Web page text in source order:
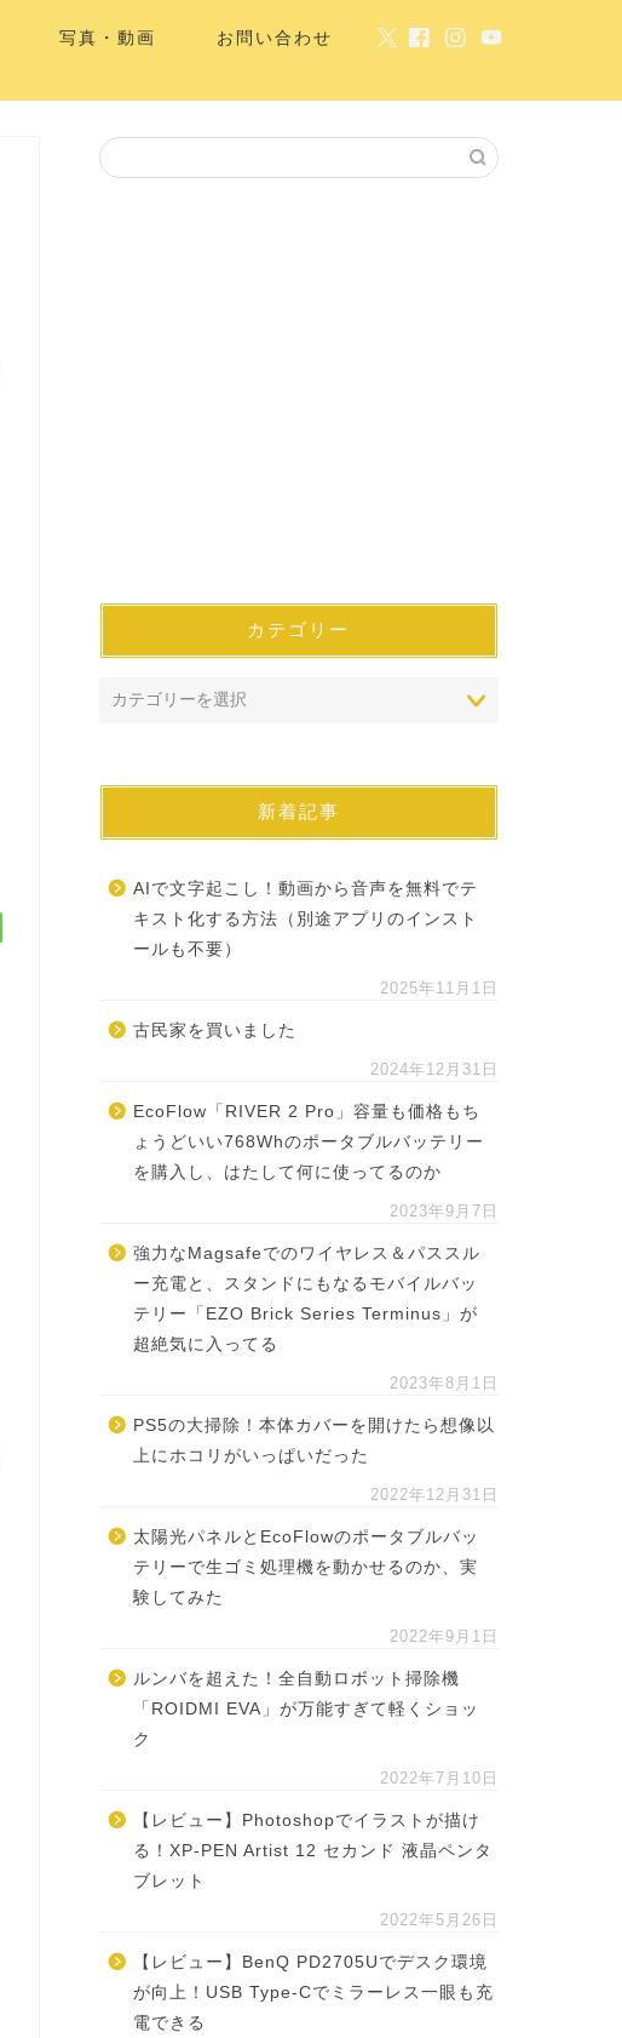
写真・動画 お問い合わせ
カテゴリー
新着記事
AIで文字起こし！動画から音声を無料でテ
キスト化する方法（別途アプリのインスト
ールも不要）
2025年11月1日
古民家を買いました
2024年12月31日
EcoFlow「RIVER 2 Pro」容量も価格もち
ょうどいい768Whのポータブルバッテリー
を購入し、はたして何に使ってるのか
2023年9月7日
強力なMagsafeでのワイヤレス＆パススル
ー充電と、スタンドにもなるモバイルバッ
テリー「EZO Brick Series Terminus」が
超絶気に入ってる
2023年8月1日
PS5の大掃除！本体カバーを開けたら想像以
上にホコリがいっぱいだった
2022年12月31日
太陽光パネルとEcoFlowのポータブルバッ
テリーで生ゴミ処理機を動かせるのか、実
験してみた
2022年9月1日
ルンバを超えた！全自動ロボット掃除機
「ROIDMI EVA」が万能すぎて軽くショッ
ク
2022年7月10日
【レビュー】Photoshopでイラストが描け
る！XP-PEN Artist 12 セカンド 液晶ペンタ
ブレット
2022年5月26日
【レビュー】BenQ PD2705Uでデスク環境
が向上！USB Type-Cでミラーレス一眼も充
電できる